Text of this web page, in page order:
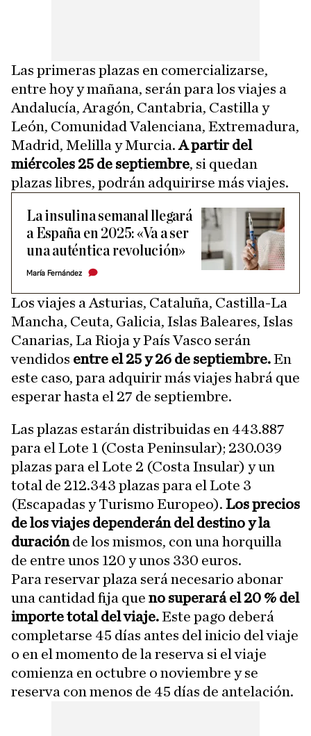
Las primeras plazas en comercializarse,
entre hoy y mañana, serán para los viajes a
Andalucía, Aragón, Cantabria, Castilla y
León, Comunidad Valenciana, Extremadura,
Madrid, Melilla y Murcia.A partir del
miércoles 25 de septiembre, si quedan
plazas libres, podrán adquirirse más viajes.
La insulina semanal llegará
a España en 2025: «Va a ser
una auténtica revolución»
María Fernández
Los viajes a Asturias, Cataluña, Castilla-La
Mancha, Ceuta, Galicia, Islas Baleares, Islas
Canarias, La Rioja y País Vasco serán
vendidos entre el 25 y 26 de septiembre.En
este caso, para adquirir más viajes habrá que
esperar hasta el 27 de septiembre.
Las plazas estarán distribuidas en 443.887
para el Lote 1 (Costa Peninsular); 230.039
plazas para el Lote 2 (Costa Insular) y un
total de 212.343 plazas para el Lote 3
(Escapadas y Turismo Europeo). Los precios
de los viajes dependerán del destino y la
duraciónde los mismos, con una horquilla
de entre unos 120 y unos 330 euros.
Para reservar plaza será necesario abonar
una cantidad fija que no superará el 20 % del
importe total del viaje.Este pago deberá
completarse 45 días antes del inicio del viaje
o en el momento de la reserva si el viaje
comienza en octubre o noviembre y se
reserva con menos de 45 días de antelación.